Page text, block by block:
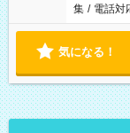
集 / 電話対
気になる！